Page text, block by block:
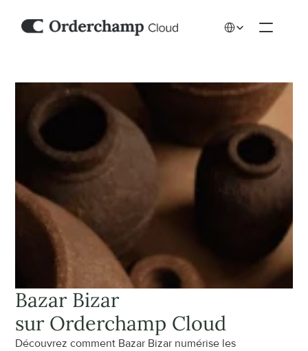
Bazar Bizar
sur Orderchamp Cloud
Découvrez comment Bazar Bizar numérise les